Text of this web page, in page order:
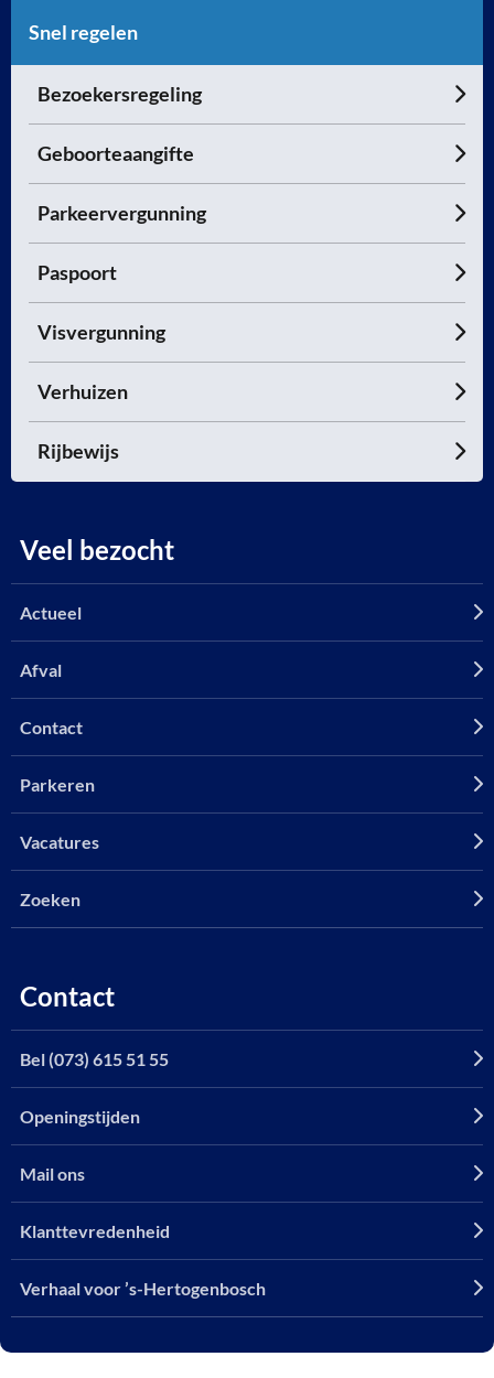
Snel regelen
Bezoekersregeling
Geboorteaangifte
Parkeervergunning
Paspoort
Visvergunning
Verhuizen
Rijbewijs
Veel bezocht
Actueel
Afval
Contact
Parkeren
Vacatures
Zoeken
Contact
Bel (073) 615 51 55
Openingstijden
Mail ons
Klanttevredenheid
Verhaal voor ’s-Hertogenbosch